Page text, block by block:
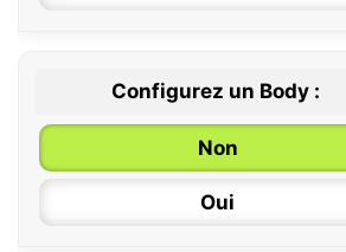
Configurez un Body :
Non
Oui